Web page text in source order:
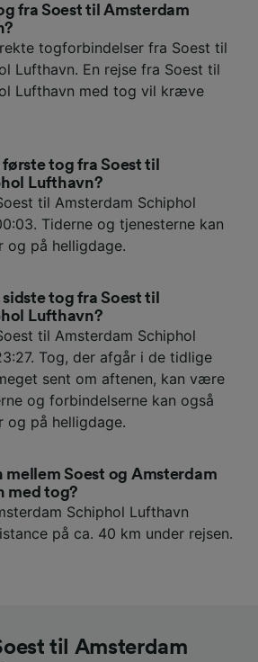
fra Soest til Amsterdam
togforbindelser fra Soest til
Lufthavn. En rejse fra Soest til
Lufthavn med tog vil kræve
tog fra Soest til
Lufthavn?
til Amsterdam Schiphol
Tiderne og tjenesterne kan
og på helligdage.
tog fra Soest til
Lufthavn?
til Amsterdam Schiphol
Tog, der afgår i de tidlige
sent om aftenen, kan være
og forbindelserne kan også
og på helligdage.
mellem Soest og Amsterdam
med tog?
Schiphol Lufthavn
på ca. 40 km under rejsen.
til Amsterdam